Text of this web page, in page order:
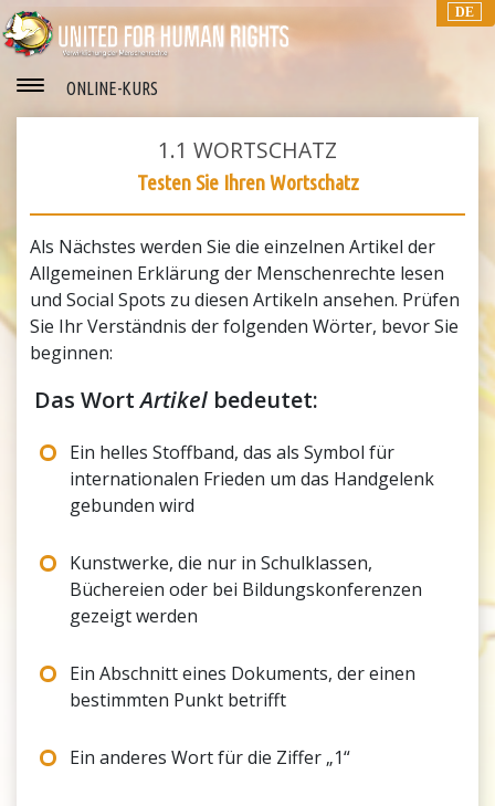
DE
ONLINE-KURS
1.1 WORTSCHATZ
Testen Sie Ihren Wortschatz
Als Nächstes werden Sie die einzelnen Artikel der
Allgemeinen Erklärung der Menschenrechte lesen
und Social Spots zu diesen Artikeln ansehen. Prüfen
Sie Ihr Verständnis der folgenden Wörter, bevor Sie
beginnen:
Das WortArtikel bedeutet:
Ein helles Stoffband, das als Symbol für
internationalen Frieden um das Handgelenk
gebunden wird
Kunstwerke, die nur in Schulklassen,
Büchereien oder bei Bildungskonferenzen
gezeigt werden
Ein Abschnitt eines Dokuments, der einen
bestimmten Punkt betrifft
Ein anderes Wort für die Ziffer „1“